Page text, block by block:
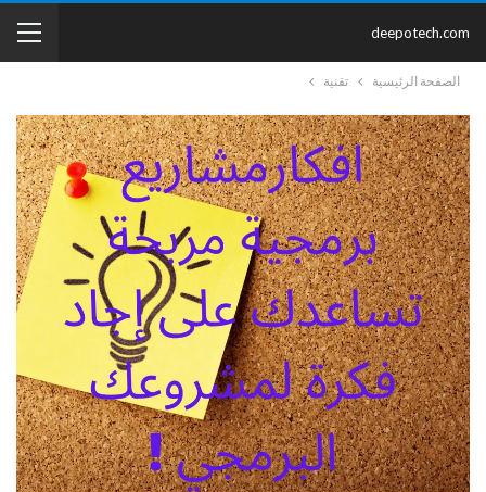
deepotech.com
الصفحة الرئيسية تقنية